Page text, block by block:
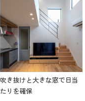
吹き抜けと大きな窓で日当
たりを確保